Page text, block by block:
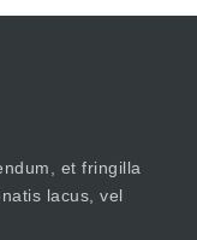
et fringilla
lacus, vel